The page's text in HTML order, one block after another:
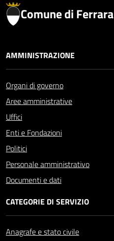
Comune di Ferrara
AMMINISTRAZIONE
Organi di governo
Aree amministrative
Uffici
Enti e Fondazioni
Politici
Personale amministrativo
Documenti e dati
CATEGORIE DI SERVIZIO
Anagrafe e stato civile